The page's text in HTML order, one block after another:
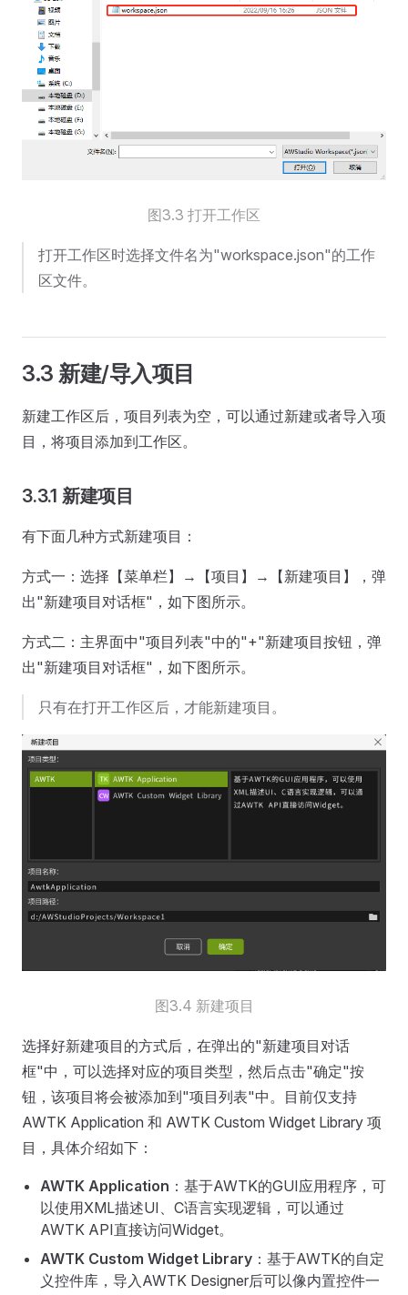
图3.3 打开工作区
打开工作区时选择文件名为"workspace.json"的工作
区文件。
3.3 新建/导入项目
新建工作区后，项目列表为空，可以通过新建或者导入项
目，将项目添加到工作区。
3.3.1 新建项目
有下面几种方式新建项目：
方式一：选择【菜单栏】→【项目】→【新建项目】，弹
出"新建项目对话框"，如下图所示。
方式二：主界面中"项目列表"中的"+"新建项目按钮，弹
出"新建项目对话框"，如下图所示。
只有在打开工作区后，才能新建项目。
图3.4 新建项目
选择好新建项目的方式后，在弹出的"新建项目对话
框"中，可以选择对应的项目类型，然后点击"确定"按
钮，该项目将会被添加到"项目列表"中。目前仅支持
AWTK Application 和 AWTK Custom Widget Library 项
目，具体介绍如下：
AWTK Application ：基于AWTK的GUI应用程序，可
以使用XML描述UI、C语言实现逻辑，可以通过
AWTK API直接访问Widget。
AWTK Custom Widget Library ：基于AWTK的自定
义控件库，导入AWTK Designer后可以像内置控件一